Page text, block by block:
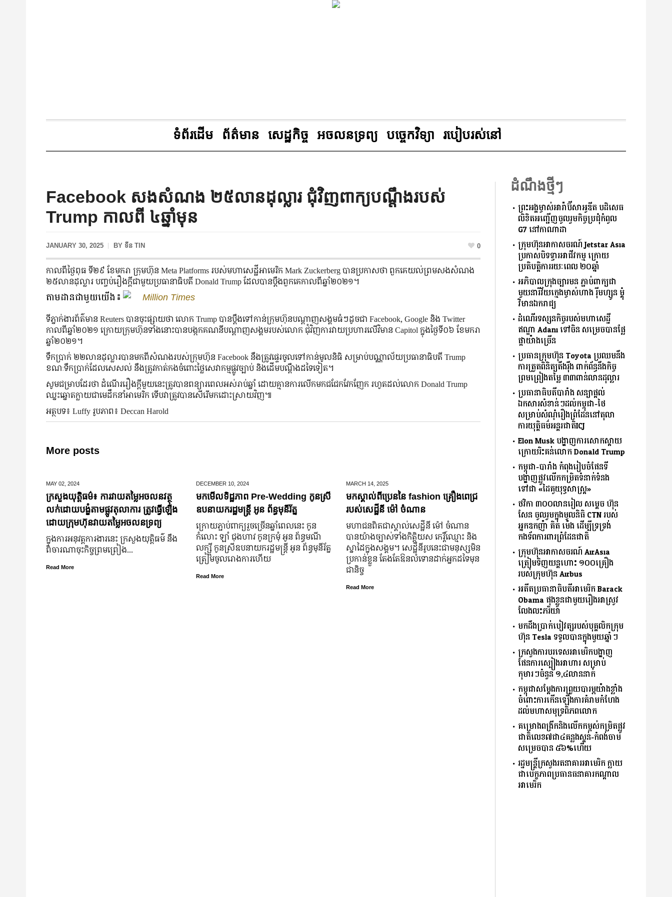
ទំព័រដើម ព័ត៌មាន សេដ្ឋកិច្ច អចលនទ្រព្យ បច្ចេកវិទ្យា របៀបរស់នៅ
Facebook សងសំណង ២៥លានដុល្លារ ជុំវិញពាក្យបណ្ដឹងរបស់
Trump កាលពី ៤ឆ្នាំមុន
JANUARY 30, 2025 BY ទីន TIN 0
កាលពីថ្ងៃពុធ ទី២៩ ខែមករា ក្រុមហ៊ុន Meta Platforms របស់មហាសេដ្ឋីអាមេរិក Mark Zuckerberg បានប្រកាសថា ពួកគេយល់ព្រមសងសំណង
២៥លានដុល្លារ បញ្ចប់រឿងក្ដីជាមួយប្រធានាធិបតី Donald Trump ដែលបានប្ដឹងពួកគេកាលពីឆ្នាំ២០២១។
តាមដានជាមួយយើង៖ Million Times
ទីភ្នាក់ងារព័ត៌មាន Reuters បានចុះផ្សាយថា លោក Trump បានប្ដឹងទៅកាន់ក្រុមហ៊ុនបណ្ដាញសង្គមធំៗដូចជា Facebook, Google និង Twitter
កាលពីឆ្នាំ២០២១ ក្រោយក្រុមហ៊ុនទាំងនោះបានបង្កកគណនីបណ្ដាញសង្គមរបស់លោក ជុំវិញការវាយប្រហារលើវិមាន Capitol ក្នុងថ្ងៃទី០៦ ខែមករា
ឆ្នាំ២០២១។
ទឹកប្រាក់ ២២លានដុល្លារបានមកពីសំណងរបស់ក្រុមហ៊ុន Facebook នឹងត្រូវផ្ទេរចូលទៅកាន់មូលនិធិ សម្រាប់បណ្ណាល័យប្រធានាធិបតី Trump
ខណៈទឹកប្រាក់ដែលសេសល់ នឹងត្រូវកាត់កងចំពោះថ្លៃសេវាកម្មផ្លូវច្បាប់ និងដើមបណ្ដឹងដទៃទៀត។
សូមជម្រាបដែរថា ដំណើររឿងក្ដីមួយនេះត្រូវបានពន្យារពេលអស់រាប់ឆ្នាំ ដោយគ្មានការលើកមកជជែកវែកញែក រហូតដល់លោក Donald Trump
ឈ្នះឆ្នោតក្លាយជាមេដឹកនាំអាមេរិក ទើបវាត្រូវបានសើរើមកដោះស្រាយវិញ៕
អត្ថបទ៖ Luffy រូបភាព៖ Deccan Harold
More posts
MAY 02, 2024
ក្រសួងយុត្តិធម៌៖ ការវាយតម្លៃអចលនវត្ថុ
លក់ដោយបង្ខំតាមផ្លូវតុលាការ ត្រូវធ្វើឡើង
ដោយក្រុមហ៊ុនវាយតម្លៃអចលនទ្រព្យ
ក្នុងការអនុវត្តការងារនេះ ក្រសួងយុត្តិធម៌ នឹង
ពិចារណាចុះកិច្ចព្រមព្រៀង...
Read More
DECEMBER 10, 2024
មកមើលទិដ្ឋភាព Pre-Wedding កូនស្រី
ឧបនាយករដ្ឋមន្រ្តី អូន ព័ន្ធមុនីរ័ត្ន
ក្រោយ​ភ្ជាប់​ពាក្យ​រួច​ច្រើន​ឆ្នាំ​ពេលនេះ កូន
កំលោះ ឡាំ ជុងហាវ កូនក្រមុំ អូន ព័ន្ធមណី
លក្ស្មី កូនស្រី​ឧបនាយករដ្ឋមន្ត្រី អូន ព័ន្ធមុនីរ័ត្ន
ត្រៀម​ចូល​រោងការ​ហើយ
Read More
MARCH 14, 2025
មកស្គាល់ពីប្រេននៃ​ fashion គ្រឿងពេជ្រ
របស់សេដ្ឋីនី ម៉ៅ ចំណាន
មហាជន​ពិតជា​ស្គាល់​សេដ្ឋី​នី ម៉ៅ ចំណាន
បាន​យ៉ាង​ច្បាស់​ទាំង​កិត្តិយស កេរ្តិ៍ឈ្មោះ និង​
ស្នាដៃ​ក្នុង​សង្គម។ សេដ្ឋី​នី​រូប​នេះ​ជា​មនុស្ស​មិន​
ប្រកាន់​ខ្លួន តែងតែ​ឱនលំទោន​ដាក់​អ្នក​ដទៃ​មុន​
ជានិច្ច
Read More
ដំណឹងថ្មីៗ
ព្រះអង្គម្ចាស់អារ៉ាប៊ីសាអូឌីត បដិសេធ
លិខិតអញ្ជើញចូលរួមកិច្ចប្រជុំកំពូល
G7 នៅកាណាដា
ក្រុមហ៊ុនអាកាសចរណ៍ Jetstar Asia
ប្រកាសបិទទ្វារអាជីវកម្ម ក្រោយ
ប្រតិបត្តិការរយៈពេល ២០ឆ្នាំ
អភិបាលក្រុងច្បារមន ភ្ជាប់ពាក្យជា
មួយនារីវ័យក្មេងម្ចាស់ហាង រ៉ីមហ្សូន ម្តុំ
វិមានឯករាជ្យ
ដំណើរទស្សនកិច្ចរបស់មហាសេដ្ឋី
ឥណ្ឌា Adani ទៅចិន សម្រេចបានផ្លែ
ផ្កាយ៉ាងច្រើន
ប្រធានក្រុមហ៊ុន Toyota ប្រឈមនឹង
ការត្រួតពិនិត្យតឹងរ៉ឹង ពាក់ព័ន្ធនឹងកិច្ច
ព្រមព្រៀងតម្លៃ ៣៣ពាន់លានដុល្លារ
ប្រធានាធិបតីបារាំង សន្យាផ្ដល់
ឯកសារសំខាន់ៗដល់កម្ពុជា-ថៃ
សម្រាប់សំណុំរឿងព្រំដែននៅតុលា
ការយុតិ្តធម៌អន្តរជាតិICJ
Elon Musk បង្ហាញការសោកស្ដាយ
ក្រោយរិះគន់លោក Donald Trump
កម្ពុជា-បារាំង កំពុងរៀបចំផែនទី
បង្ហាញផ្លូវលើកកម្រិតទំនាក់ទំនង
ទៅជា «ដៃគូយុទ្ធសាស្ត្រ»
ថវិកា ៣០០លានរៀល សម្តេច ហ៊ុន
សែន ចូលរួមក្នុងមូលនិធិ CTN របស់
អ្នកឧកញ៉ា គិត ម៉េង ដើម្បីទ្រទ្រង់
កងទ័ពការពារព្រំដែនជាតិ
ក្រុមហ៊ុនអាកាសចរណ៍ AirAsia
ត្រៀមទិញយន្តហោះ ១០០គ្រឿង
របស់ក្រុមហ៊ុន Airbus
អតីតប្រធានាធិបតីអាមេរិក Barack
Obama ផុងខ្លួនជាមួយរឿងអាស្រូវ
លែងលះភរិយា
មកដឹងប្រាក់បៀវត្សរបស់បុគ្គលិកក្រុម
ហ៊ុន Tesla ទទួលបានក្នុងមួយឆ្នាំៗ
ក្រសួងការបរទេសអាមេរិកបង្ហាញ
ផែនការស្បៀងអាហារ សម្រាប់
កុមារៗចំនួន ១,៤លាននាក់
កម្ពុជាសម្តែងការព្រួយបារម្ភយ៉ាងខ្លាំង
ចំពោះការកើនឡើងការគំរាមកំហែង
ដល់មហាសមុទ្រពិភពលោក
គម្រោងពង្រីកនិងលើកកម្ពស់កម្រិតផ្លូវ
ជាតិលេខ៧ជា៤គន្លងស្គន់-កំពង់ចាម
សម្រេចបាន ៥៦%ហើយ
រដ្ឋមន្ត្រីក្រសួងរតនាគារអាមេរិក ក្លាយ
ជាបេក្ខភាពប្រធានធនាគារកណ្ដាល
អាមេរិក